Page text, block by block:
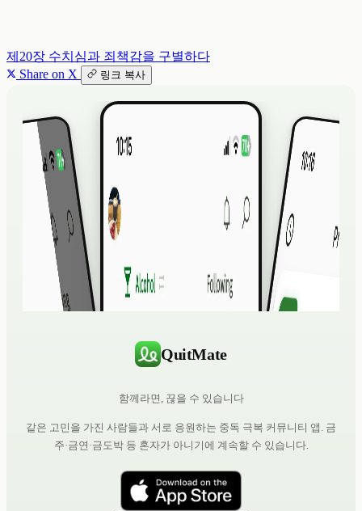
제20장 수치심과 죄책감을 구별하다
Share on X
링크 복사
QuitMate
함께라면, 끊을 수 있습니다
같은 고민을 가진 사람들과 서로 응원하는 중독 극복 커뮤니티 앱. 금
주·금연·금도박 등 혼자가 아니기에 계속할 수 있습니다.